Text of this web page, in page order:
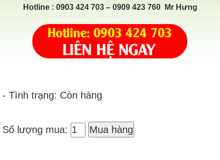
Hotline: 0903 424 703 – 0909 423 760 Mr Hưng
- Tình trạng: Còn hàng
Số lượng mua: Mua hàng